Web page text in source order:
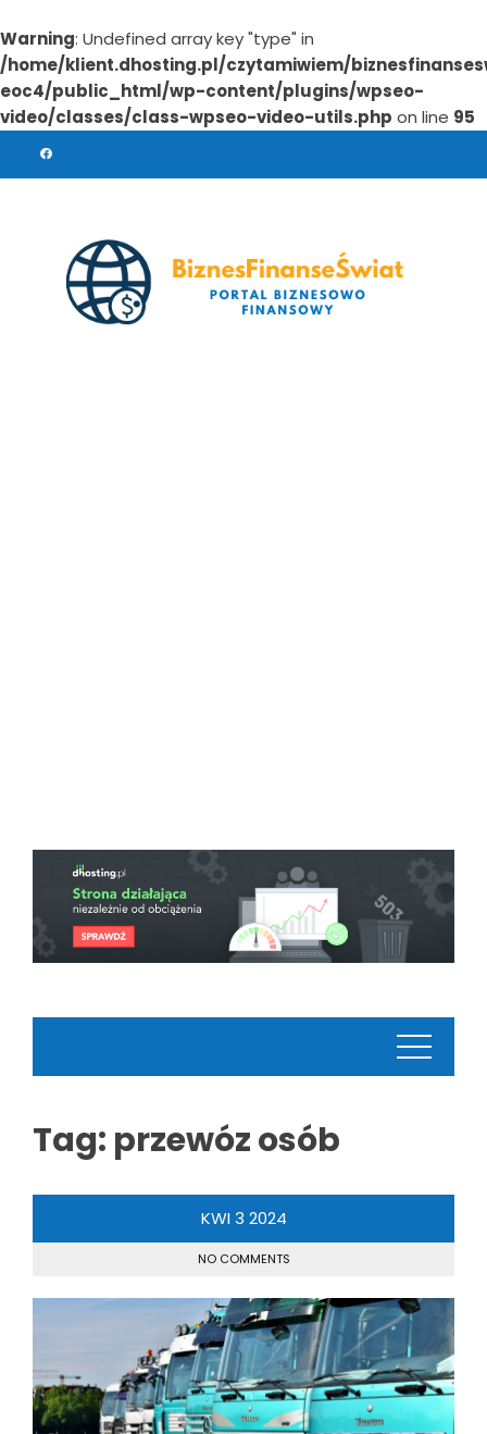
Warning: Undefined array key "type" in
/home/klient.dhosting.pl/czytamiwiem/
eoc4/public_html/wp-content/plugins/wpseo-
video/classes/class-wpseo-video-utils.php on line 95
Tag: przewóz osób
KWI 3 2024
NO COMMENTS